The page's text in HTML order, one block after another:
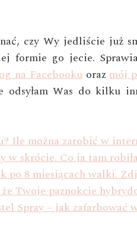
czy Wy jedliście już
formie go jecie.
na Facebookuorazmój
odsyłam Was do kilku
Ile można zarobić w
w skrócie. Co ja tam
po 8 miesiącach walki.
Twoje paznokcie
Spray – jak zafarbować